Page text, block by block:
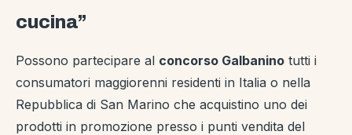
cucina”
Possono partecipare al concorso Galbanino tutti i
consumatori maggiorenni residenti in Italia o nella
Repubblica di San Marino che acquistino uno dei
prodotti in promozione presso i punti vendita del